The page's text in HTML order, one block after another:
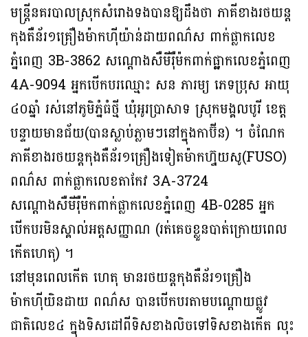
មន្ត្រីនគរបាលស្រុកសំរោងទងបានឱ្យដឹងថា ភាគីខាងរថយន្ត
កុងតឺន័រ១គ្រឿងម៉ាកហ៊ីយ៉ាន់ដាយពណ៌ស ពាក់ផ្លាកលេខ
ភ្នំពេញ 3B-3862 សណ្តោងសឺមីរ៉ឺម៉កពាក់ផ្ផ្លាកលេខភ្នំពេញ
4A-9094 អ្នកបើកបរឈ្មោះ សន ភារម្យ ភេទប្រុស អាយុ
៤០ឆ្នាំ រស់នៅភូមិភ្នំធំថ្មី ឃុំអូរប្រាសាទ ស្រុកមង្គលបូរី ខេត្ត
បន្ទាយមានជ័យ(បានស្លាប់ភ្លាមៗនៅក្នុងកាប៊ីន) ។ ចំណែក
ភាគីខាងរថយន្តកុងតឺន័រ១គ្រឿងទៀតម៉ាកហ្វ៊ុយសូ(FUSO)
ពណ៌ស ពាក់ផ្លាកលេខតាកែវ 3A-3724
សណ្តោងសឺមីរ៉ឺម៉កពាក់ផ្លាកលេខភ្នំពេញ 4B-0285 អ្នក
បើកបរមិនស្គាល់អត្តសញ្ញាណ (រត់គេចខ្លួនបាត់ក្រោយពេល
កើតហេតុ) ។
នៅមុនពេលកើត ហេតុ មានរថយន្តកុងតឺន័រ១គ្រឿង
ម៉ាកហ៊ីយិនដាយ ពណ៌ស បានបើកបរតាមបណ្តោយផ្លូវ
ជាតិលេខ៤ ក្នុងទិសដៅពីទិសខាងលិចទៅទិសខាងកើត លុះ